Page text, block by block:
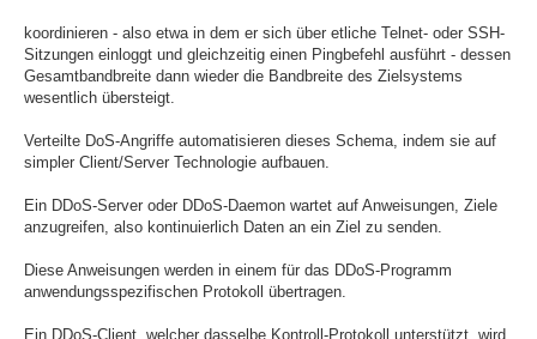
koordinieren - also etwa in dem er sich über etliche Telnet- oder SSH-
Sitzungen einloggt und gleichzeitig einen Pingbefehl ausführt - dessen
Gesamtbandbreite dann wieder die Bandbreite des Zielsystems
wesentlich übersteigt.
Verteilte DoS-Angriffe automatisieren dieses Schema, indem sie auf
simpler Client/Server Technologie aufbauen.
Ein DDoS-Server oder DDoS-Daemon wartet auf Anweisungen, Ziele
anzugreifen, also kontinuierlich Daten an ein Ziel zu senden.
Diese Anweisungen werden in einem für das DDoS-Programm
anwendungsspezifischen Protokoll übertragen.
Ein DDoS-Client, welcher dasselbe Kontroll-Protokoll unterstützt, wird